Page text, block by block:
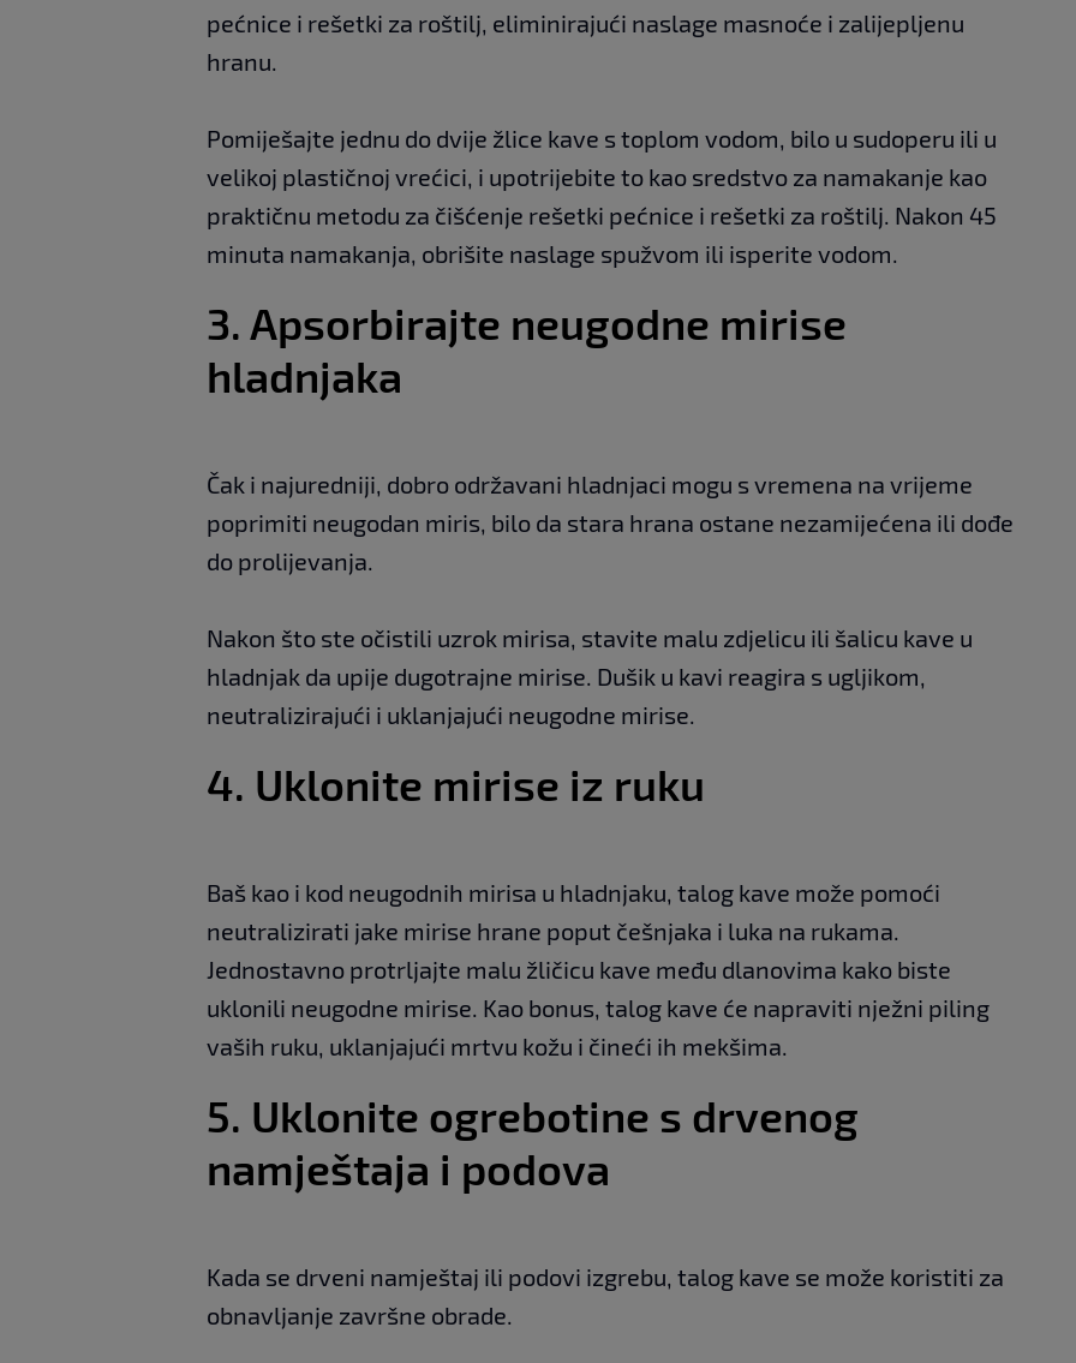
pećnice i rešetki za roštilj, eliminirajući naslage masnoće i zalijepljenu
hranu.
Pomiješajte jednu do dvije žlice kave s toplom vodom, bilo u sudoperu ili u
velikoj plastičnoj vrećici, i upotrijebite to kao sredstvo za namakanje kao
praktičnu metodu za čišćenje rešetki pećnice i rešetki za roštilj. Nakon 45
minuta namakanja, obrišite naslage spužvom ili isperite vodom.
3. Apsorbirajte neugodne mirise
hladnjaka
Čak i najuredniji, dobro održavani hladnjaci mogu s vremena na vrijeme
poprimiti neugodan miris, bilo da stara hrana ostane nezamijećena ili dođe
do prolijevanja.
Nakon što ste očistili uzrok mirisa, stavite malu zdjelicu ili šalicu kave u
hladnjak da upije dugotrajne mirise. Dušik u kavi reagira s ugljikom,
neutralizirajući i uklanjajući neugodne mirise.
4. Uklonite mirise iz ruku
Baš kao i kod neugodnih mirisa u hladnjaku, talog kave može pomoći
neutralizirati jake mirise hrane poput češnjaka i luka na rukama.
Jednostavno protrljajte malu žličicu kave među dlanovima kako biste
uklonili neugodne mirise. Kao bonus, talog kave će napraviti nježni piling
vaših ruku, uklanjajući mrtvu kožu i čineći ih mekšima.
5. Uklonite ogrebotine s drvenog
namještaja i podova
Kada se drveni namještaj ili podovi izgrebu, talog kave se može koristiti za
obnavljanje završne obrade.